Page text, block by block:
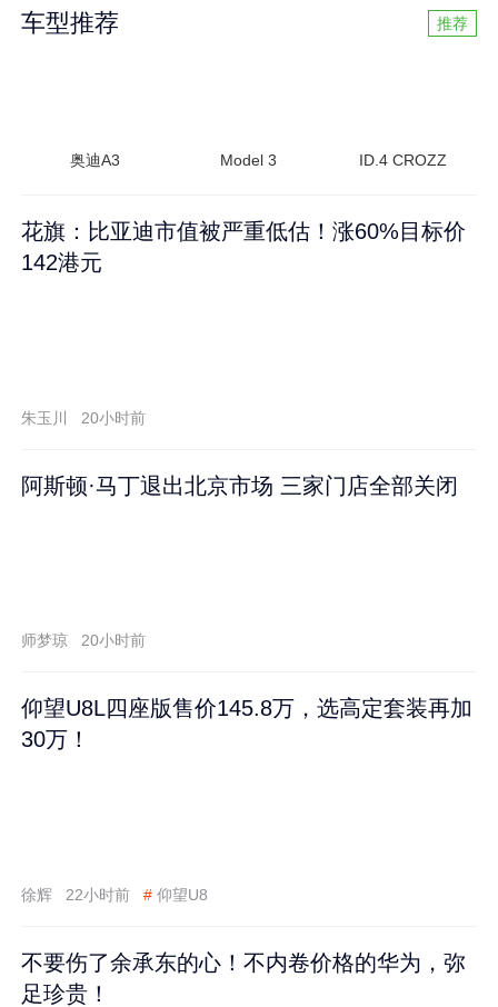
车型推荐 推荐
奥迪A3 Model 3 ID.4 CROZZ
花旗：比亚迪市值被严重低估！涨60%目标价
142港元
朱玉川 20小时前
阿斯顿·马丁退出北京市场 三家门店全部关闭
师梦琼 20小时前
仰望U8L四座版售价145.8万，选高定套装再加
30万！
徐辉 22小时前 # 仰望U8
不要伤了余承东的心！不内卷价格的华为，弥
足珍贵！